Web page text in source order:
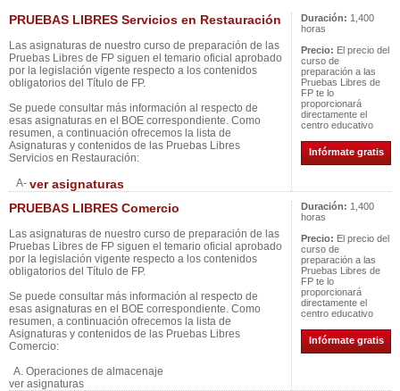
PRUEBAS LIBRES Servicios en Restauración
Las asignaturas de nuestro curso de preparación de las
Pruebas Libres de FP siguen el temario oficial aprobado
por la legislación vigente respecto a los contenidos
obligatorios del Título de FP.
Se puede consultar más información al respecto de
esas asignaturas en el BOE correspondiente. Como
resumen, a continuación ofrecemos la lista de
Asignaturas y contenidos de las Pruebas Libres
Servicios en Restauración:
A- ver asignaturas
Duración: 1,400
horas
Precio: El precio del
curso de
preparación a las
Pruebas Libres de
FP te lo
proporcionará
directamente el
centro educativo
Infórmate gratis
PRUEBAS LIBRES Comercio
Las asignaturas de nuestro curso de preparación de las
Pruebas Libres de FP siguen el temario oficial aprobado
por la legislación vigente respecto a los contenidos
obligatorios del Título de FP.
Se puede consultar más información al respecto de
esas asignaturas en el BOE correspondiente. Como
resumen, a continuación ofrecemos la lista de
Asignaturas y contenidos de las Pruebas Libres
Comercio:
A. Operaciones de almacenaje
ver asignaturas
Duración: 1,400
horas
Precio: El precio del
curso de
preparación a las
Pruebas Libres de
FP te lo
proporcionará
directamente el
centro educativo
Infórmate gratis